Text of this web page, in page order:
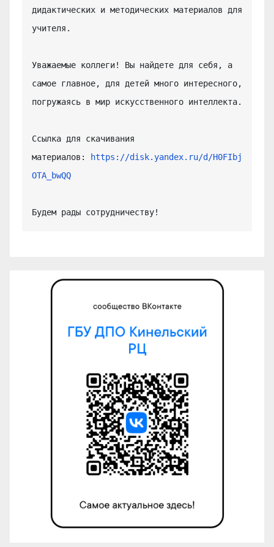
дидактических и методических материалов для
учителя.
Уважаемые коллеги! Вы найдете для себя, а
самое главное, для детей много интересного,
погружаясь в мир искусственного интеллекта.
Ссылка для скачивания
материалов:
https://disk.yandex.ru/d/H0FIbj
OTA_bwQQ
Будем рады сотрудничеству!